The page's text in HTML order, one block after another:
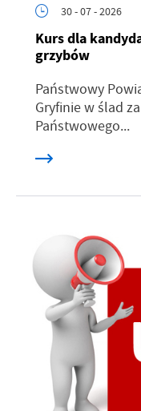
30 - 07 - 2026
Kurs dla
grzybów
Państwowy
Gryfinie w ślad
Państwowego...